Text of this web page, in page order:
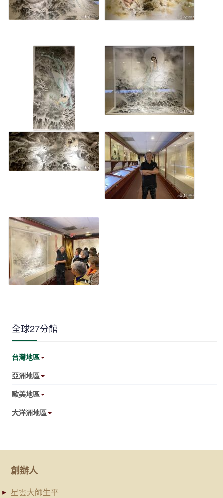
全球27分館
台灣地區
亞洲地區
歐美地區
大洋洲地區
創辦人
星雲大師生平